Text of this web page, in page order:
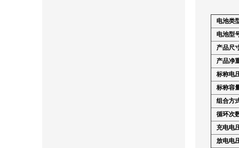
电池类
电池型
产品尺
产品净
标称电
标称容
组合方
循环次
充电电
放电电